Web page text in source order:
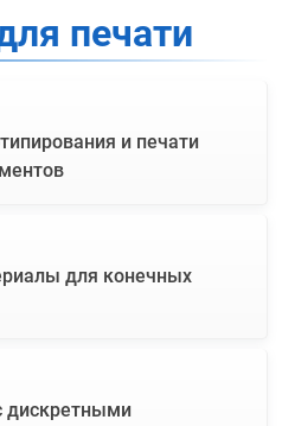
печати
и печати
для конечных
дискретными